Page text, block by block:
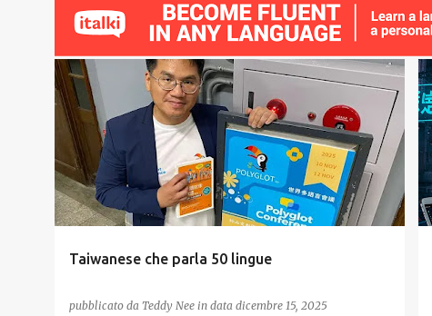
Taiwanese che parla 50 lingue
pubblicato da Teddy Nee in data dicembre 15, 2025
CINA CONVERSAZIONE LINGUISTICA MULTILINGUE
TAIWAN